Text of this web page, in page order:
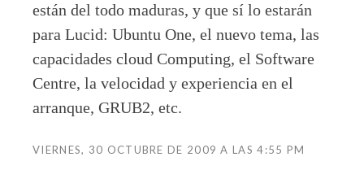
están del todo maduras, y que sí lo estarán
para Lucid: Ubuntu One, el nuevo tema, las
capacidades cloud Computing, el Software
Centre, la velocidad y experiencia en el
arranque, GRUB2, etc.
VIERNES, 30 OCTUBRE DE 2009 A LAS 4:55 PM